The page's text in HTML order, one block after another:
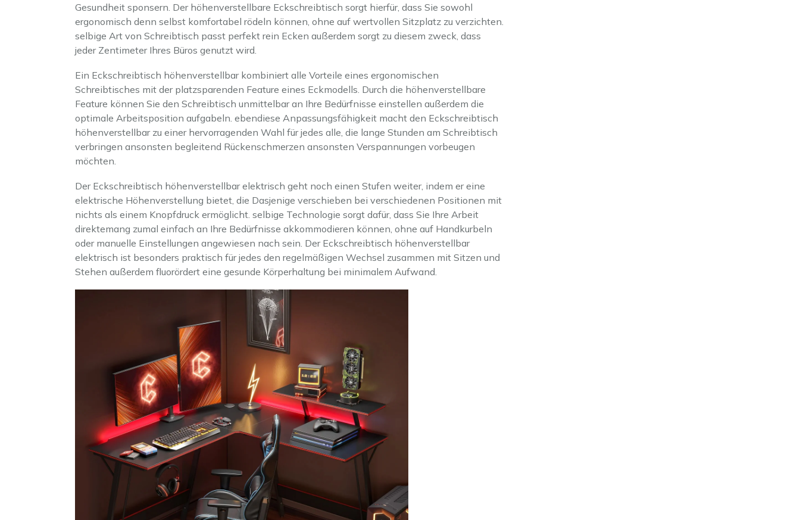
Gesundheit sponsern. Der höhenverstellbare Eckschreibtisch sorgt hierfür, dass Sie sowohl
ergonomisch denn selbst komfortabel rödeln können, ohne auf wertvollen Sitzplatz zu verzichten.
selbige Art von Schreibtisch passt perfekt rein Ecken außerdem sorgt zu diesem zweck, dass
jeder Zentimeter Ihres Büros genutzt wird.
Ein Eckschreibtisch höhenverstellbar kombiniert alle Vorteile eines ergonomischen
Schreibtisches mit der platzsparenden Feature eines Eckmodells. Durch die höhenverstellbare
Feature können Sie den Schreibtisch unmittelbar an Ihre Bedürfnisse einstellen außerdem die
optimale Arbeitsposition aufgabeln. ebendiese Anpassungsfähigkeit macht den Eckschreibtisch
höhenverstellbar zu einer hervorragenden Wahl für jedes alle, die lange Stunden am Schreibtisch
verbringen ansonsten begleitend Rückenschmerzen ansonsten Verspannungen vorbeugen
möchten.
Der Eckschreibtisch höhenverstellbar elektrisch geht noch einen Stufen weiter, indem er eine
elektrische Höhenverstellung bietet, die Dasjenige verschieben bei verschiedenen Positionen mit
nichts als einem Knopfdruck ermöglicht. selbige Technologie sorgt dafür, dass Sie Ihre Arbeit
direktemang zumal einfach an Ihre Bedürfnisse akkommodieren können, ohne auf Handkurbeln
oder manuelle Einstellungen angewiesen nach sein. Der Eckschreibtisch höhenverstellbar
elektrisch ist besonders praktisch für jedes den regelmäßigen Wechsel zusammen mit Sitzen und
Stehen außerdem fluorördert eine gesunde Körperhaltung bei minimalem Aufwand.